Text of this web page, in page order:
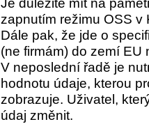
Je důležité mít na
zapnutím režimu OSS v
Dále pak, že jde o
(ne firmám) do zemí EU
V neposlední řadě je
hodnotu údaje, kterou
zobrazuje. Uživatel,
údaj změnit.